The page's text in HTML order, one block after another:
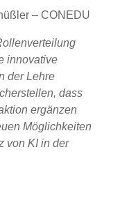
– CONEDU
innovative
der Lehre
dass
ergänzen
Möglichkeiten
von KI in der